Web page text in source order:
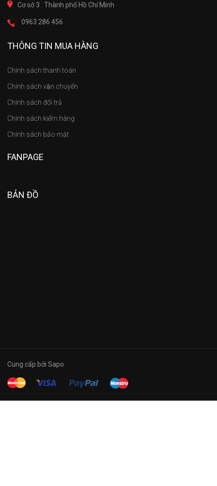
Cơ sở 3 : Thành phố Hồ Chí Minh
0963 286 456
THÔNG TIN MUA HÀNG
Chính sách thanh toán
Chính sách vận chuyển
Chính sách đổi trả
Chính sách kiểm hàng
Chính sách bảo mật
FANPAGE
BẢN ĐỒ
Cung cấp bởi Sapo